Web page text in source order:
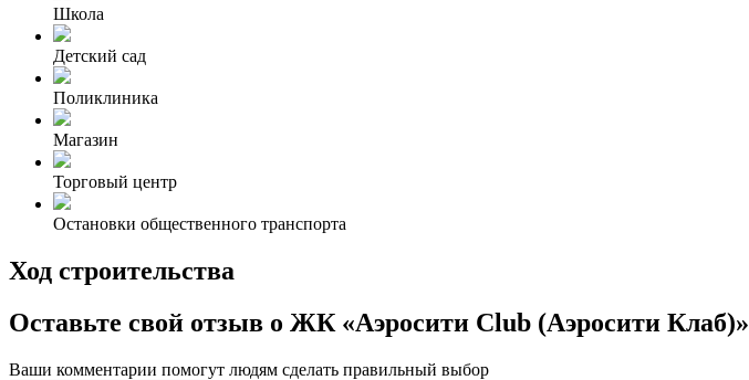
Школа
Детский сад
Поликлиника
Магазин
Торговый центр
Остановки общественного транспорта
Ход строительства
Оставьте свой отзыв о ЖК «Аэросити Club (Аэросити Клаб)»
Ваши комментарии помогут людям сделать правильный выбор